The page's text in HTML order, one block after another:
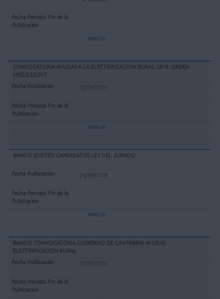
Mostrar
CONVOCATORIA AYUDAS A LA ELECTRIFICACION RURAL 2019. ORDEN
MED/23/2017.
12/06/2019
Mostrar
BANDO SORTEO CANDIDATOS LEY DEL JURADO
24/09/2018
Mostrar
BANDO CONVOCATORIA GOBIERNO DE CANTABRIA AYUDAS
ELECTRIFICACION RURAL
04/07/2016